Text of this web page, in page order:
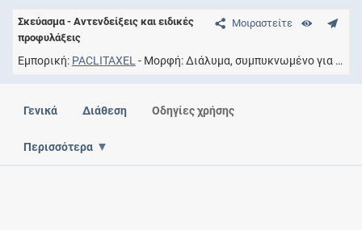
Μοιραστείτε
Σκεύασμα - Αντενδείξεις και ειδικές
προφυλάξεις
Εμπορική PACLITAXEL Μορφή Διάλυμα, συμπυκνωμένο για παρασκευή διαλύματος προς έγχυση
Γενικά Διάθεση Οδηγίες χρήσης
Περισσότερα